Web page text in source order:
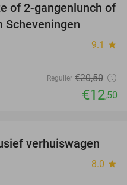
39%
of 2-gangenlunch of
Scheveningen
9.1 star
Regulier €20,50
€12,50
83%
verhuiswagen
8.0 star